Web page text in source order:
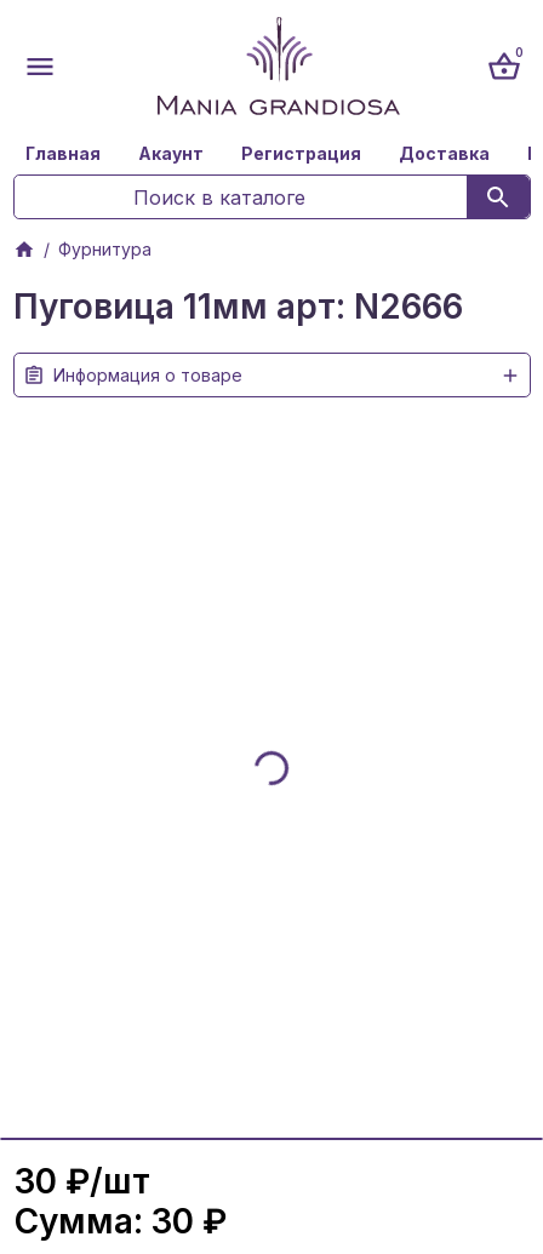
0
Главная Акаунт Регистрация Доставка
Фурнитура
Пуговица 11мм арт: N2666
Информация о товаре
30 ₽/шт
Сумма: 30 ₽